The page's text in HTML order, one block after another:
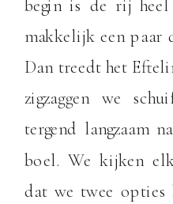
begin is de rij heel
makkelijk een paar
Dan treedt het
zigzaggen we
tergend langzaam
boel. We kijken
dat we twee opties